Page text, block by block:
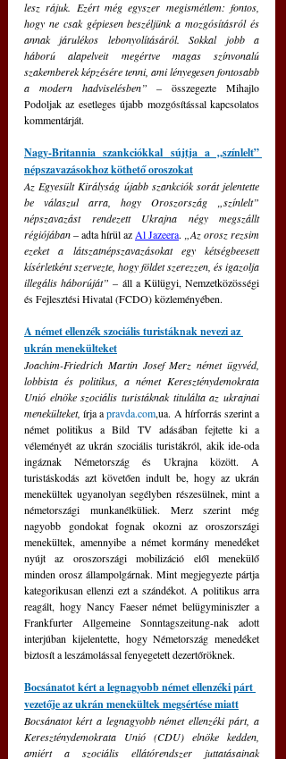
lesz rájuk. Ezért még egyszer megismétlem: fontos,
hogy ne csak gépiesen beszéljünk a mozgósításról és
annak járulékos lebonyolításáról. Sokkal jobb a
háború alapelveit megértve magas színvonalú
szakemberek képzésére tenni, ami lényegesen fontosabb
a modern hadviselésben” – összegezte Mihajlo
Podoljak az esetleges újabb mozgósítással kapcsolatos
kommentárját.
Nagy-Britannia szankciókkal sújtja a „színlelt”
népszavazásokhoz köthető oroszokat
Az Egyesült Királyság újabb szankciók sorát jelentette
be válaszul arra, hogy Oroszország „színlelt”
népszavazást rendezett Ukrajna négy megszállt
régiójában – adta hírül az Al Jazeera.
„Az orosz rezsim
ezeket a látszatnépszavazásokat egy kétségbeesett
kísérletként szervezte, hogy földet szerezzen, és igazolja
illegális háborúját” – áll a Külügyi, Nemzetközösségi
és Fejlesztési Hivatal (FCDO) közleményében.
A német ellenzék szociális turistáknak nevezi az
ukrán menekülteket
Joachim-Friedrich Martin Josef Merz német ügyvéd,
lobbista és politikus, a német Kereszténydemokrata
Unió elnöke szociális turistáknak titulálta az ukrajnai
menekülteket, írja a pravda.com,ua. A hírforrás szerint a
német politikus a Bild TV adásában fejtette ki a
véleményét az ukrán szociális turistákról, akik ide-oda
ingáznak Németország és Ukrajna között. A
turistáskodás azt követően indult be, hogy az ukrán
menekültek ugyanolyan segélyben részesülnek, mint a
németországi munkanélküliek. Merz szerint még
nagyobb gondokat fognak okozni az oroszországi
menekültek, amennyibe a német kormány menedéket
nyújt az oroszországi mobilizáció elől menekülő
minden orosz állampolgárnak. Mint megjegyezte pártja
kategorikusan ellenzi ezt a szándékot. A politikus arra
reagált, hogy Nancy Faeser német belügyminiszter a
Frankfurter Allgemeine Sonntagszeitung-nak adott
interjúban kijelentette, hogy Németország menedéket
biztosít a leszámolással fenyegetett dezertőröknek.
Bocsánatot kért a legnagyobb német ellenzéki párt
vezetője az ukrán menekültek megsértése miatt
Bocsánatot kért a legnagyobb német ellenzéki párt, a
Kereszténydemokrata Unió (CDU) elnöke kedden,
amiért a szociális ellátórendszer juttatásainak